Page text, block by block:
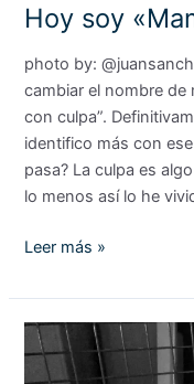
Hoy soy
photo by:
cambiar el nombre de
con culpa”.
identifico más con
pasa? La culpa es
lo menos así lo he
Leer más »
Regalos
mal